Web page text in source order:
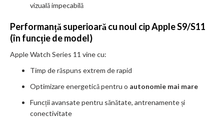
vizuală impecabilă
Performanță superioară cu noul cip Apple S9/S11
(în funcție de model)
Apple Watch Series 11 vine cu:
Timp de răspuns extrem de rapid
Optimizare energetică pentru o autonomie mai mare
Funcții avansate pentru sănătate, antrenamente și
conectivitate